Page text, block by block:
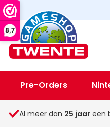
8,7
Pre-Orders
Spellen & Speelgoed
Al meer dan 25 jaar een